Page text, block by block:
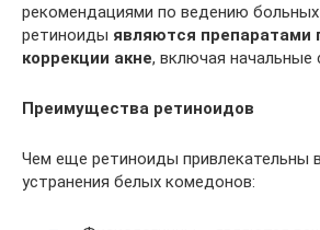
рекомендациями по ведению больных
ретиноиды являются препаратами
коррекции акне, включая начальные
Преимущества ретиноидов
Чем еще ретиноиды привлекательны
устранения белых комедонов: